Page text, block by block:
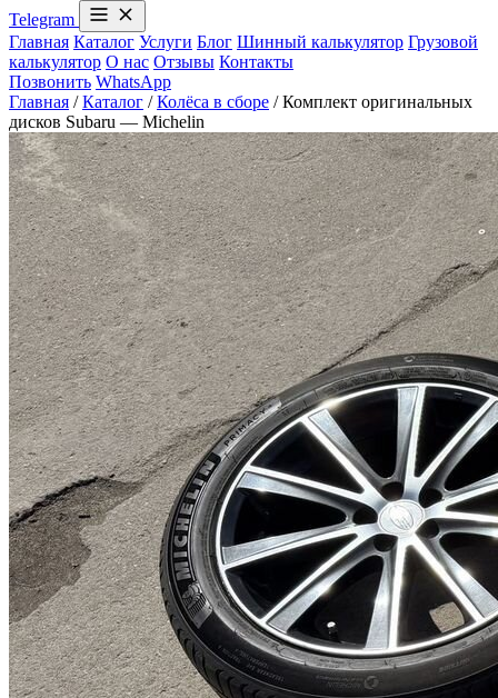
Telegram
Главная Каталог Услуги Блог Шинный калькулятор Грузовой
калькулятор О нас Отзывы Контакты
Позвонить WhatsApp
Главная / Каталог / Колёса в сборе / Комплект оригинальных
дисков Subaru — Michelin